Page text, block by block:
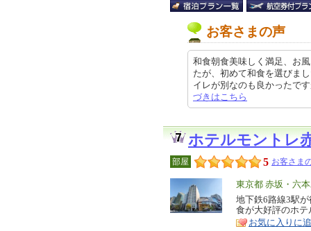
お客さまの声
和食朝食美味しく満足、お
たが、初めて和食を選びま
イレが別なのも良かったで
づきはこちら
ホテルモントレ
部屋 5 お客さま
エ
リ
ア
東京都 赤坂・六
特
徴
地下鉄6路線3駅
食が大好評のホ
お気に入りに